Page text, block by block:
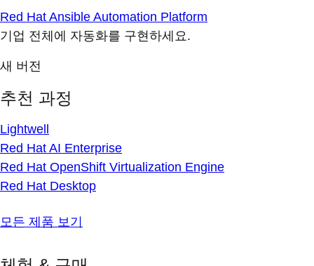
Red Hat Ansible Automation Platform
기업 전체에 자동화를 구현하세요.
새 버전
추천 과정
Lightwell
Red Hat AI Enterprise
Red Hat OpenShift Virtualization Engine
Red Hat Desktop
모든 제품 보기